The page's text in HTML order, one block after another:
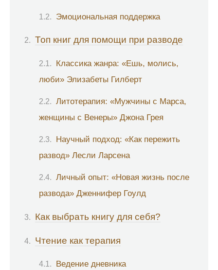
Эмоциональная поддержка
Топ книг для помощи при разводе
Классика жанра: «Ешь, молись,
люби» Элизабеты Гилберт
Литотерапия: «Мужчины с Марса,
женщины с Венеры» Джона Грея
Научный подход: «Как пережить
развод» Лесли Ларсена
Личный опыт: «Новая жизнь после
развода» Дженнифер Гоулд
Как выбрать книгу для себя?
Чтение как терапия
Ведение дневника